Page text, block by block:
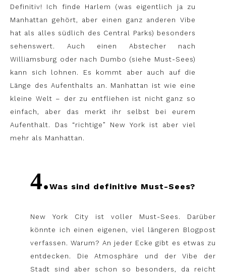
Definitiv! Ich finde Harlem (was eigentlich ja zu
Manhattan gehört, aber einen ganz anderen Vibe
hat als alles südlich des Central Parks) besonders
sehenswert. Auch einen Abstecher nach
Williamsburg oder nach Dumbo (siehe Must-Sees)
kann sich lohnen. Es kommt aber auch auf die
Länge des Aufenthalts an. Manhattan ist wie eine
kleine Welt – der zu entfliehen ist nicht ganz so
einfach, aber das merkt ihr selbst bei eurem
Aufenthalt.
Das “richtige” New York ist aber viel
mehr als Manhattan.
4.Was sind definitive Must-Sees?
New York City ist voller Must-Sees. Darüber
könnte ich einen eigenen, viel längeren Blogpost
verfassen. Warum? An jeder Ecke gibt es etwas zu
entdecken. Die Atmosphäre und der Vibe der
Stadt sind aber schon so besonders, da reicht